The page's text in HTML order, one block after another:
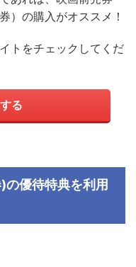
）の購入がオススメ！
トをチェックしてくだ
る
)の優待特典を利用